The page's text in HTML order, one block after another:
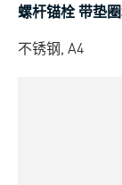
螺杆锚栓 带垫
不锈钢, A4